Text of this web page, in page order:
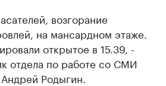
возгорание
на мансардном этаже.
открытое в 15.39, -
отдела по работе со СМИ
Родыгин.